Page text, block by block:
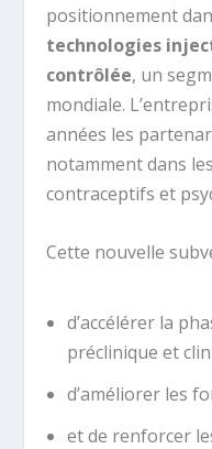
positionnement
technologies
contrôlée, un
mondiale.
années les
notamment dans
contraceptifs et
Cette nouvelle
d’accélérer la
préclinique et
d’améliorer les
et de renforcer